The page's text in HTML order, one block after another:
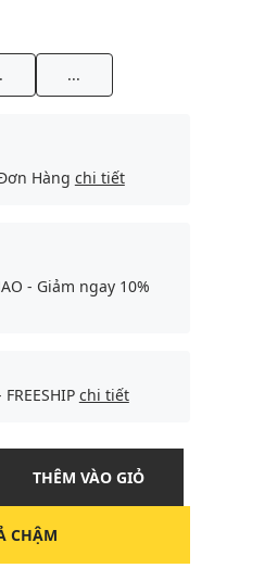
...
Hàng chi tiết
- Giảm ngay 10%
chi tiết
THÊM VÀO GIỎ
CHẬM